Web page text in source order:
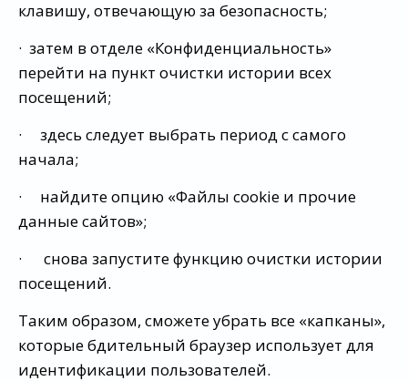
клавишу, отвечающую за безопасность;
· затем в отделе «Конфиденциальность»
перейти на пункт очистки истории всех
посещений;
· здесь следует выбрать период с самого
начала;
· найдите опцию «Файлы cookie и прочие
данные сайтов»;
· снова запустите функцию очистки истории
посещений.
Таким образом, сможете убрать все «капканы»,
которые бдительный браузер использует для
идентификации пользователей.